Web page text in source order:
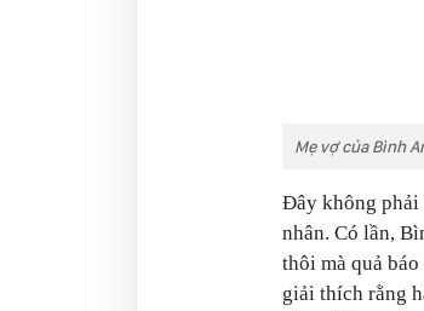
Mẹ vợ của Bình
Đây không phải
nhân. Có lần,
thôi mà quả
giải thích rằng